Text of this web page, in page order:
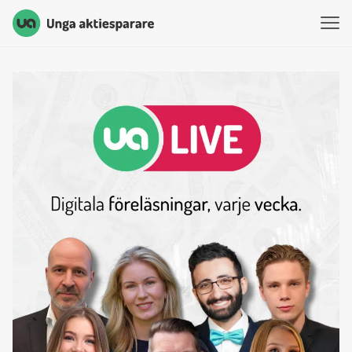
Unga Aktiesparare